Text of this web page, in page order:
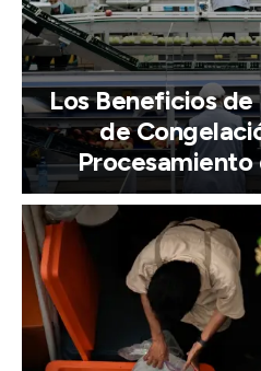
Los Beneficios
de